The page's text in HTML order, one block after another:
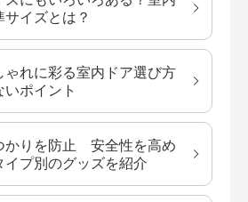
サイズとは？
ゃれに彩る室内ドア選び方
いポイント
かりを防止 安全性を高め
イプ別のグッズを紹介